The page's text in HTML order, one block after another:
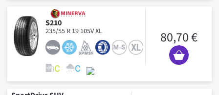
S210
235/55 R 19 105V XL 80,70 €